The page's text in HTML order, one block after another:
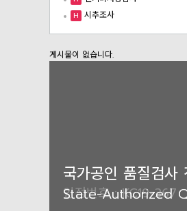
H 시추조사
게시물이 없습니다.
인정번호 : KC19-367
국가공인 품질검사
State-Authorized
국가공인 품질검사
State-Authorized